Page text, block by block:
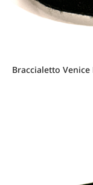
Braccialetto